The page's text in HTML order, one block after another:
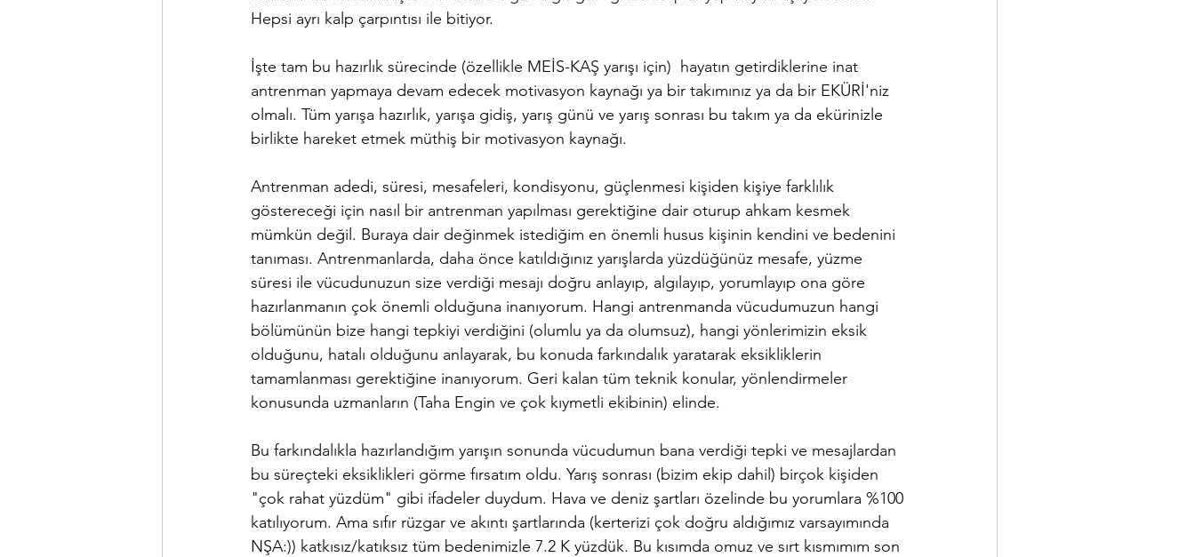
Hepsi ayrı kalp çarpıntısı ile bitiyor.
İşte tam bu hazırlık sürecinde (özellikle MEİS-KAŞ yarışı için)  hayatın getirdiklerine inat
antrenman yapmaya devam edecek motivasyon kaynağı ya bir takımınız ya da bir EKÜRİ'niz
olmalı. Tüm yarışa hazırlık, yarışa gidiş, yarış günü ve yarış sonrası bu takım ya da ekürinizle
birlikte hareket etmek müthiş bir motivasyon kaynağı.
Antrenman adedi, süresi, mesafeleri, kondisyonu, güçlenmesi kişiden kişiye farklılık
göstereceği için nasıl bir antrenman yapılması gerektiğine dair oturup ahkam kesmek
mümkün değil. Buraya dair değinmek istediğim en önemli husus kişinin kendini ve bedenini
tanıması. Antrenmanlarda, daha önce katıldığınız yarışlarda yüzdüğünüz mesafe, yüzme
süresi ile vücudunuzun size verdiği mesajı doğru anlayıp, algılayıp, yorumlayıp ona göre
hazırlanmanın çok önemli olduğuna inanıyorum. Hangi antrenmanda vücudumuzun hangi
bölümünün bize hangi tepkiyi verdiğini (olumlu ya da olumsuz), hangi yönlerimizin eksik
olduğunu, hatalı olduğunu anlayarak, bu konuda farkındalık yaratarak eksikliklerin
tamamlanması gerektiğine inanıyorum. Geri kalan tüm teknik konular, yönlendirmeler
konusunda uzmanların (Taha Engin ve çok kıymetli ekibinin) elinde.
Bu farkındalıkla hazırlandığım yarışın sonunda vücudumun bana verdiği tepki ve mesajlardan
bu süreçteki eksiklikleri görme fırsatım oldu. Yarış sonrası (bizim ekip dahil) birçok kişiden
"çok rahat yüzdüm" gibi ifadeler duydum. Hava ve deniz şartları özelinde bu yorumlara %100
katılıyorum. Ama sıfır rüzgar ve akıntı şartlarında (kerterizi çok doğru aldığımız varsayımında
NŞA:)) katkısız/katıksız tüm bedenimizle 7.2 K yüzdük. Bu kısımda omuz ve sırt kısmımım son